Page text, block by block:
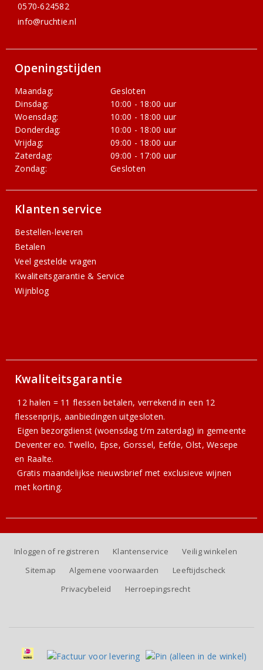
0570-624582
info@ruchtie.nl
Openingstijden
Maandag:
Gesloten
Dinsdag:
10:00 - 18:00 uur
Woensdag:
10:00 - 18:00 uur
Donderdag:
10:00 - 18:00 uur
Vrijdag:
09:00 - 18:00 uur
Zaterdag:
09:00 - 17:00 uur
Zondag:
Gesloten
Klanten service
Bestellen-leveren
Betalen
Veel gestelde vragen
Kwaliteitsgarantie & Service
Wijnblog
Kwaliteitsgarantie
12 halen = 11 flessen betalen, verrekend in een 12
flessenprijs, aanbiedingen uitgesloten.
Eigen bezorgdienst (woensdag t/m zaterdag) in gemeente
Deventer eo. Twello, Epse, Gorssel, Eefde, Olst, Wesepe
en Raalte.
Gratismaandelijkse nieuwsbriefmet exclusieve wijnen
met korting.
Inloggen of registreren Klantenservice
Veilig winkelen
Sitemap
Algemene voorwaarden
Leeftijdscheck
Privacybeleid
Herroepingsrecht